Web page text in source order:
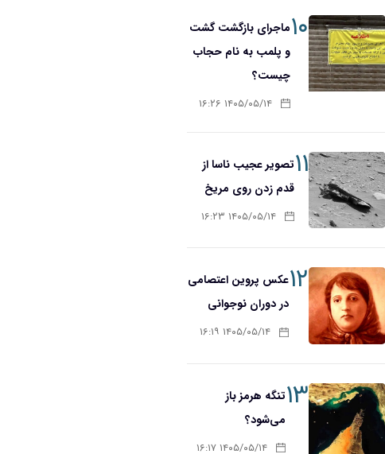
۱۰ماجرای بازگشت گشت
و پلمب به نام حجاب
چیست؟
۱۴۰۵/۰۵/۱۴ ۱۶:۲۶
۱۱تصویر عجیب ناسا از
قدم زدن روی مریخ
۱۴۰۵/۰۵/۱۴ ۱۶:۲۳
۱۲عکس پروین اعتصامی
در دوران نوجوانی
۱۴۰۵/۰۵/۱۴ ۱۶:۱۹
۱۳تنگه هرمز باز
می‌شود؟
۱۴۰۵/۰۵/۱۴ ۱۶:۱۷